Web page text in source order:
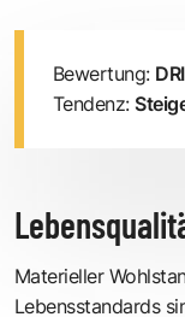
Bewertung:
Tendenz:
Materieller
Lebensstandards